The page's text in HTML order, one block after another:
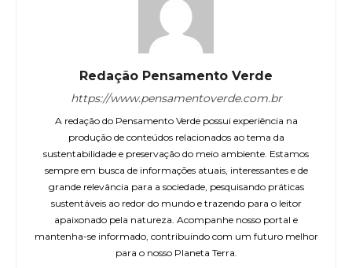
Redação Pensamento Verde
https://www.pensamentoverde.com.br
A redação do Pensamento Verde possui experiência na
produção de conteúdos relacionados ao tema da
sustentabilidade e preservação do meio ambiente. Estamos
sempre em busca de informações atuais, interessantes e de
grande relevância para a sociedade, pesquisando práticas
sustentáveis ao redor do mundo e trazendo para o leitor
apaixonado pela natureza. Acompanhe nosso portal e
mantenha-se informado, contribuindo com um futuro melhor
para o nosso Planeta Terra.